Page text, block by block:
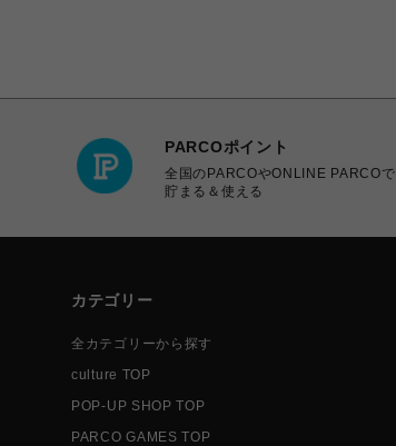
PARCOポイント
全国のPARCOやONLINE PARCOで
貯まる＆使える
カテゴリー
全カテゴリーから探す
culture TOP
POP-UP SHOP TOP
PARCO GAMES TOP